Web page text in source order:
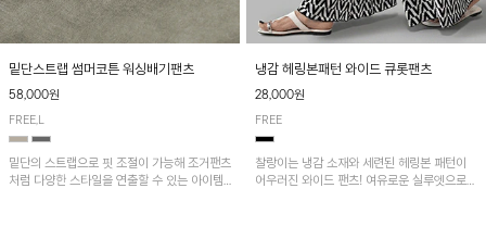
밑단스트랩 썸머코튼 워싱배기팬츠
58,000원
FREE,L
밑단의 스트랩으로 핏 조절이 가능해 조거팬츠
처럼 다양한 스타일을 연출할 수 있는 아이템!
냉감 헤링본패턴 와이드 큐롯팬츠
28,000원
FREE
찰랑이는 냉감 소재와 세련된 헤링본 패턴이
어우러진 와이드 팬츠! 여유로운 실루엣으로